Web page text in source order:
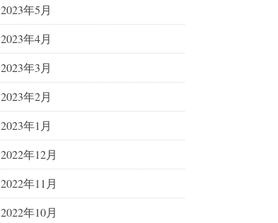
2023年5月
2023年4月
2023年3月
2023年2月
2023年1月
2022年12月
2022年11月
2022年10月